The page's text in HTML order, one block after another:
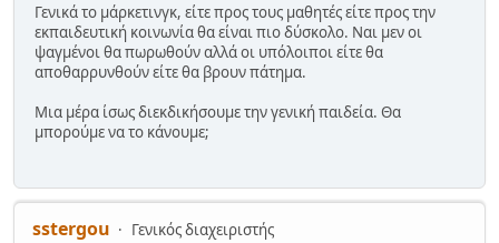
Γενικά το μάρκετινγκ, είτε προς τους μαθητές είτε προς την
εκπαιδευτική κοινωνία θα είναι πιο δύσκολο. Ναι μεν οι
ψαγμένοι θα πωρωθούν αλλά οι υπόλοιποι είτε θα
αποθαρρυνθούν είτε θα βρουν πάτημα.
Μια μέρα ίσως διεκδικήσουμε την γενική παιδεία. Θα
μπορούμε να το κάνουμε;
sstergou
Γενικός διαχειριστής